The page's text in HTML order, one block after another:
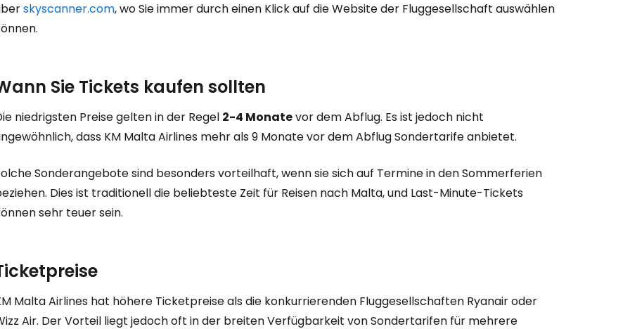
skyscanner.com, wo Sie immer durch einen Klick auf die Website der Fluggesellschaft auswählen
Sie Tickets kaufen sollten
niedrigsten Preise gelten in der Regel 2-4 Monatevor dem Abflug. Es ist jedoch nicht
dass KM Malta Airlines mehr als 9 Monate vor dem Abflug Sondertarife anbietet.
Sonderangebote sind besonders vorteilhaft, wenn sie sich auf Termine in den Sommerferien
Dies ist traditionell die beliebteste Zeit für Reisen nach Malta, und Last-Minute-Tickets
sehr teuer sein.
Malta Airlines hat höhere Ticketpreise als die konkurrierenden Fluggesellschaften Ryanair oder
Air. Der Vorteil liegt jedoch oft in der breiten Verfügbarkeit von Sondertarifen für mehrere